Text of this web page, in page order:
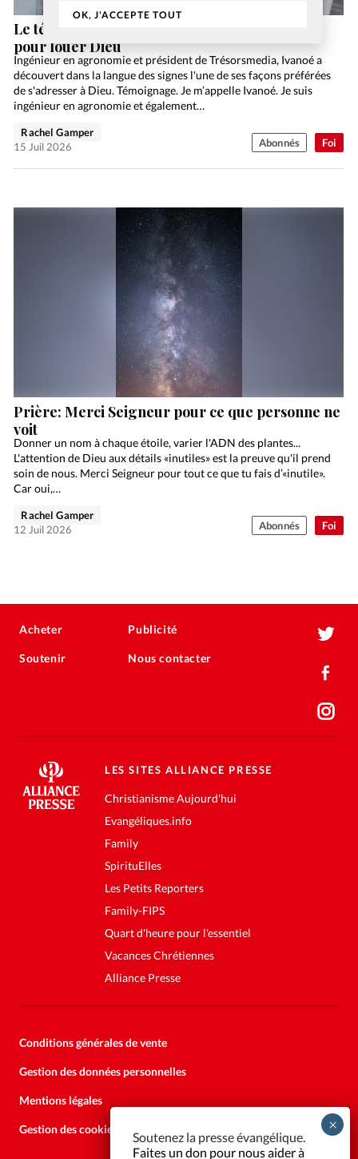
OK, J'ACCEPTE TOUT
Foi
Le témoignage d’Ivanoé: la langue des signes
pour louer Dieu
Ingénieur en agronomie et président de Trésorsmedia, Ivanoé a
découvert dans la langue des signes l'une de ses façons préférées
de s'adresser à Dieu. Témoignage. Je m’appelle Ivanoé. Je suis
ingénieur en agronomie et également…
Rachel Gamper
15 Juil 2026
Abonnés
Foi
Prière: Merci Seigneur pour ce que personne ne
voit
Donner un nom à chaque étoile, varier l'ADN des plantes...
L'attention de Dieu aux détails «inutiles» est la preuve qu'il prend
soin de nous. Merci Seigneur pour tout ce que tu fais d’«inutile».
Car oui,…
Rachel Gamper
12 Juil 2026
Abonnés
Acheter
Soutenir
Publicité
Nous contacter
LES SITES ALLIANCE PRESSE
Christianisme Aujourd'hui
Evangéliques.info
Family
SpirituElles
Les Petits Reporters
Family-FIPS
Quart d'heure pour l'essentiel
Vacances Chrétiennes
Alliance Presse
Conditions générales de vente
Gestion des données personnelles
Mentions légales
Gestion des cookies
Soutenez la presse évangélique.
Faites un don pour nous aider à